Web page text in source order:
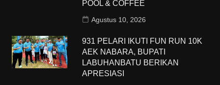
POOL & COFFEE
Agustus 10, 2026
931 PELARI IKUTI FUN RUN 10K
AEK NABARA, BUPATI
LABUHANBATU BERIKAN
APRESIASI